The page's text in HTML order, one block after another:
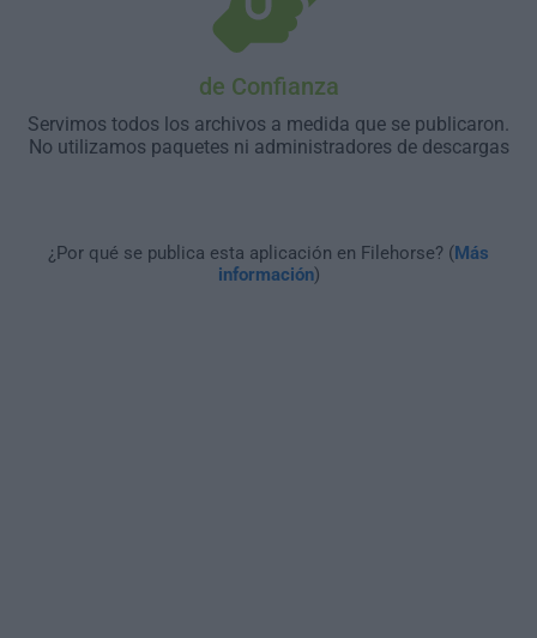
de Confianza
Servimos todos los archivos a medida que se publicaron.
No utilizamos paquetes ni administradores de descargas
¿Por qué se publica esta aplicación en Filehorse? (Más
información)